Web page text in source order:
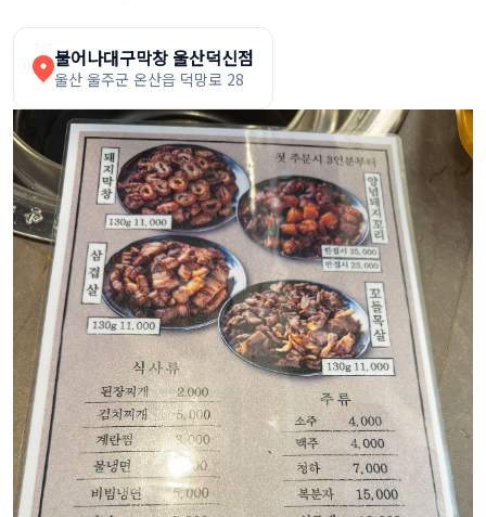
불어나대구막창 울산덕신점
울산 울주군 온산읍 덕망로 28